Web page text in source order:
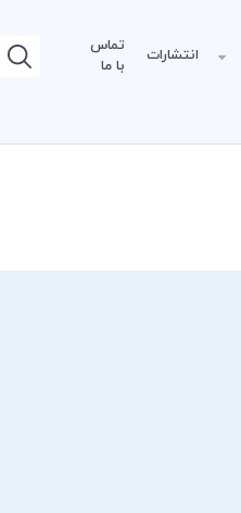
انتشارات
تماس
با ما